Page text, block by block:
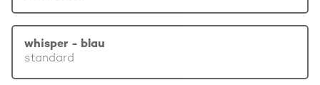
whisper - blau
standard